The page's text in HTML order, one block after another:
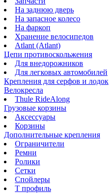
На заднюю дверь
На запасное колесо
На фаркоп
Хранение велосипедов
Atlant (Atlant)
Цепи противоскольжения
Для внедорожников
Для легковых автомобилей
Крепления для серфов и лодок
Велокресла
Thule RideAlong
Грузовые корзины
Аксессуары
Корзины
Дополнительные крепления
Ограничители
Ремни
Ролики
Сетки
Спойлеры
Т профиль